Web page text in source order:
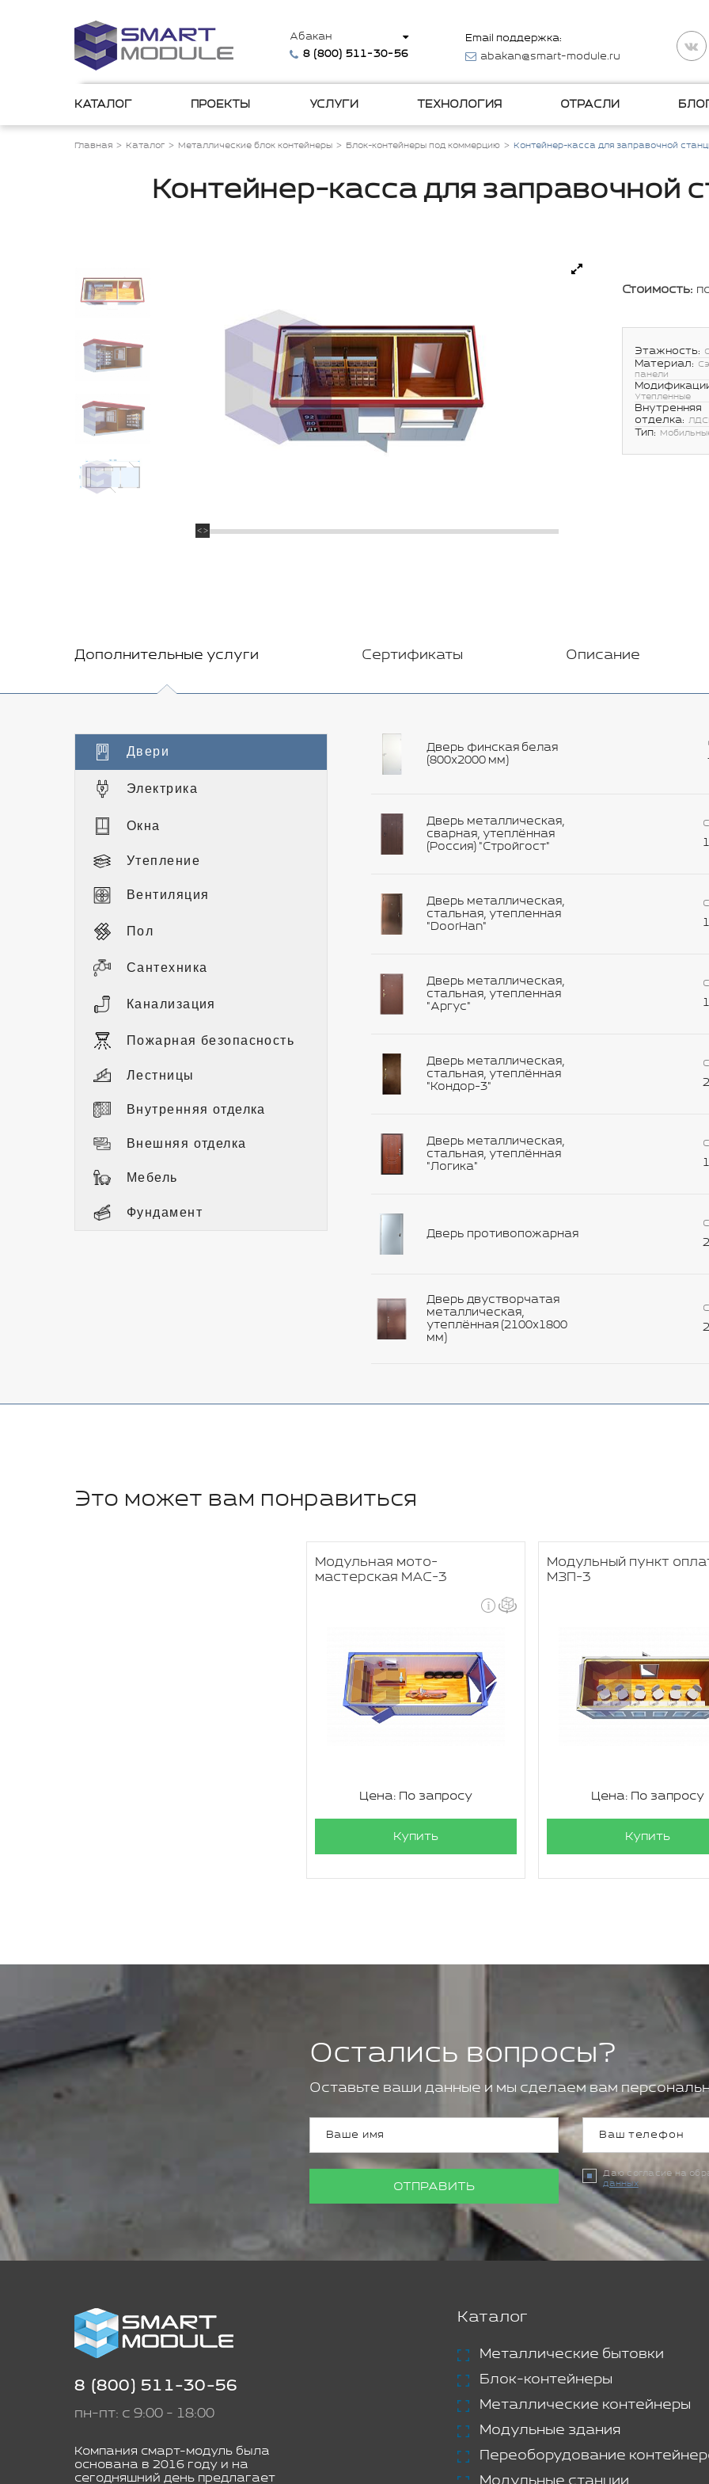
Абакан
8 (800) 511-30-56
Email поддержка:
abakan@smart-module.ru
КАТАЛОГ ПРОЕКТЫ УСЛУГИ ТЕХНОЛОГИЯ ОТРАСЛИ
Главная Каталог Металлические блок контейнеры Блок-контейнеры под коммерцию Контейнер-касса для заправочной
Контейнер-касса для заправочной
Стоимость:
Этажность:
Материал:
панели
Утепленные
Внутренняя
отделка:
Тип:
Дополнительные услуги Сертификаты Описание
Двери
Электрика
Окна
Утепление
Вентиляция
Пол
Сантехника
Канализация
Пожарная безопасность
Лестницы
Внутренняя отделка
Внешняя отделка
Мебель
Фундамент
Дверь финская белая
(800х2000 мм)
Дверь металлическая,
сварная, утеплённая
(Россия) "Стройгост"
Дверь металлическая,
стальная, утепленная
"DoorHan"
Дверь металлическая,
стальная, утепленная
"Аргус"
Дверь металлическая,
стальная, утеплённая
"Кондор-3"
Дверь металлическая,
стальная, утеплённая
"Логика"
Дверь противопожарная
Дверь двустворчатая
металлическая,
утеплённая (2100х1800
мм)
Это может вам понравиться
Модульная мото-
мастерская МАС-3
Цена: По запросу
Купить
Модульный пункт
МЗП-3
Цена: По запросу
Купить
Остались вопросы?
Оставьте ваши данные и мы сделаем вам
ОТПРАВИТЬ
Даю согласие на
данных
8 (800) 511-30-56
пн-пт: с 9:00 - 18:00
Компания смарт-модуль была
основана в 2016 году и на
сегодняшний день предлагает
Каталог
Металлические бытовки
Блок-контейнеры
Металлические контейнеры
Модульные здания
Переоборудование
Модульные станции